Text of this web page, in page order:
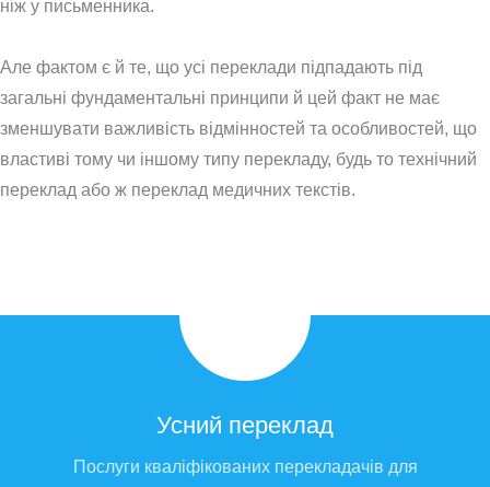
ніж у письменника.
Але фактом є й те, що усі переклади підпадають під
загальні фундаментальні принципи й цей факт не має
зменшувати важливість відмінностей та особливостей, що
властиві тому чи іншому типу перекладу, будь то технічний
переклад або ж переклад медичних текстів.
Усний переклад
Послуги кваліфікованих перекладачів для